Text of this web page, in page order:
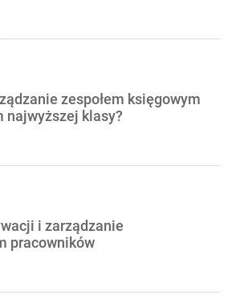
zespołem księgowym
najwyższej klasy?
i zarządzanie
pracowników